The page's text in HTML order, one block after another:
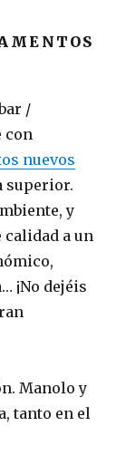
/
con
nuevos
superior.
y
calidad a un
¡No dejéis
Manolo y
tanto en el